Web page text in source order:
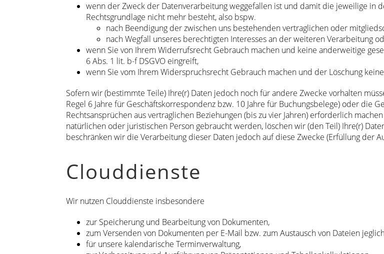
wenn der Zweck der Datenverarbeitung weggefallen ist und damit die jeweilige in
Rechtsgrundlage nicht mehr besteht, also bspw.
nach Beendigung der zwischen uns bestehenden vertraglichen oder
nach Wegfall unseres berechtigten Interesses an der weiteren Verarbeitung
wenn Sie von Ihrem Widerrufsrecht Gebrauch machen und keine anderweitige
6 Abs. 1 lit. b-f DSGVO eingreift,
wenn Sie vom Ihrem Widerspruchsrecht Gebrauch machen und der Löschung
Sofern wir (bestimmte Teile) Ihre(r) Daten jedoch noch für andere Zwecke vorhalten
Regel 6 Jahre für Geschäftskorrespondenz bzw. 10 Jahre für Buchungsbelege) oder die
Rechtsansprüchen aus vertraglichen Beziehungen (bis zu vier Jahren) erforderlich
natürlichen oder juristischen Person gebraucht werden, löschen wir (den Teil) Ihre(r)
beschränken wir die Verarbeitung dieser Daten jedoch auf diese Zwecke (Erfüllung der
Clouddienste
Wir nutzen Clouddienste insbesondere
zur Speicherung und Bearbeitung von Dokumenten,
zum Versenden von Dokumenten per E-Mail bzw. zum Austausch von Dateien
für unsere kalendarische Terminverwaltung,